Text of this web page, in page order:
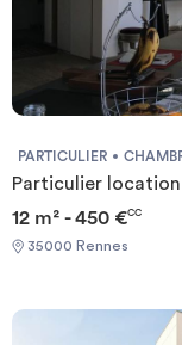
PARTICULIER
Particulier location
12 m² - 450 €CC
35000 Rennes